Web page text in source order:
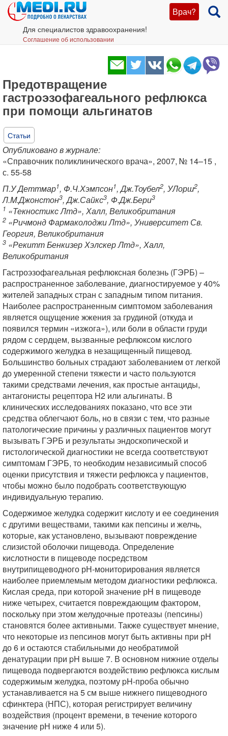
Врач?
Для специалистов здравоохранения!
Соглашение об использовании
Предотвращение
гастроэзофагеального рефлюкса
при помощи альгинатов
Статьи
Опубликовано в журнале:
«Справочник поликлинического врача», 2007, № 14–15 ,
с. 55-58
П.У Деттмар1, Ф.Ч.Хэмпсон1, Дж.Тоубел2, УЛорш2,
Л.M.Джонстон3, Дж.Сайкс3, Ф.Дж.Бери3
1 «Текностикс Лтд», Халл, Великобритания
2 «Ричмонд Фармаколоджи Лтд», Университет Св.
Георгия, Великобритания
3 «Рекитт Бенкизер Хэлскер Лтд», Халл,
Великобритания
Гастроэзофагеальная рефлюксная болезнь (ГЭРБ) –
распространенное заболевание, диагностируемое у 40%
жителей западных стран с западным типом питания.
Наиболее распространенным симптомом заболевания
является ощущение жжения за грудиной (откуда и
появился термин «изжога»), или боли в области груди
рядом с сердцем, вызванные рефлюксом кислого
содержимого желудка в незащищенный пищевод.
Большинство больных страдают заболеванием от легкой
до умеренной степени тяжести и часто пользуются
такими средствами лечения, как простые антациды,
антагонисты рецептора H2 или альгинаты. В
клинических исследованиях показано, что все эти
средства облегчают боль, но в связи с тем, что разные
патологические причины у различных пациентов могут
вызывать ГЭРБ и результаты эндоскопической и
гистологической диагностики не всегда соответствуют
симптомам ГЭРБ, то необходим независимый способ
оценки присутствия и тяжести рефлюкса у пациентов,
чтобы можно было подобрать соответствующую
индивидуальную терапию.
Содержимое желудка содержит кислоту и ее соединения
с другими веществами, такими как пепсины и желчь,
которые, как установлено, вызывают повреждение
слизистой оболочки пищевода. Определение
кислотности в пищеводе посредством
внутрипищеводного рН-мониторирования является
наиболее приемлемым методом диагностики рефлюкса.
Кислая среда, при которой значение рН в пищеводе
ниже четырех, считается повреждающим фактором,
поскольку при этом желудочные протеазы (пепсины)
становятся более активными. Также существует мнение,
что некоторые из пепсинов могут быть активны при рН
до 6 и остаются стабильными до необратимой
денатурации при pH выше 7. В основном нижние отделы
пищевода подвергаются воздействию рефлюкса кислым
содержимым желудка, поэтому pH-проба обычно
устанавливается на 5 см выше нижнего пищеводного
сфинктера (НПС), которая регистрирует величину
воздействия (процент времени, в течение которого
значение рН ниже 4 или 5).